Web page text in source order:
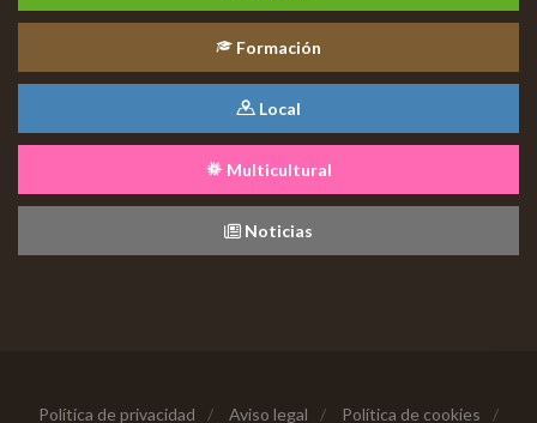
Formación
Local
Multicultural
Noticias
Política de privacidad / Aviso legal / Política de cookies /